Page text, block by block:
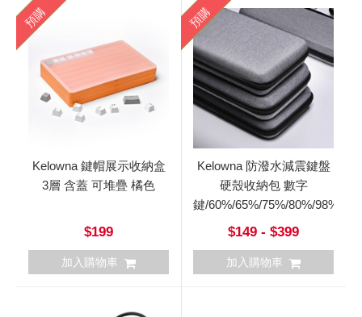
預購
Kelowna 鍵帽展示收納盒
3層 含蓋 可堆疊 橘色
$199
加入購物車
預購
Kelowna 防潑水減震鍵盤
硬殼收納包 數字
鍵/60%/65%/75%/80%/98%/
$149 - $399
加入購物車